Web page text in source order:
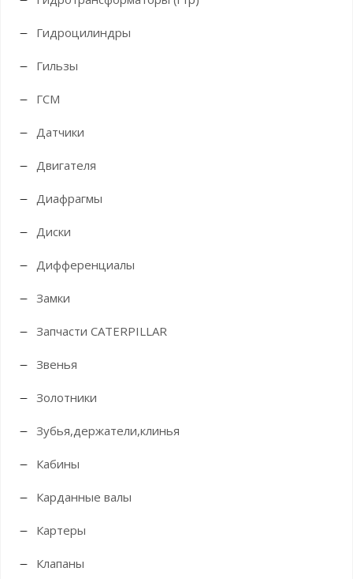
Гидроцилиндры
Гильзы
ГСМ
Датчики
Двигателя
Диафрагмы
Диски
Дифференциалы
Замки
Запчасти CATERPILLAR
Звенья
Золотники
Зубья,держатели,клинья
Кабины
Карданные валы
Картеры
Клапаны